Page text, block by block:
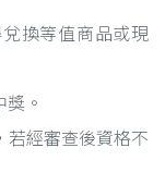
換等值商品或現
。
若經審查後資格不